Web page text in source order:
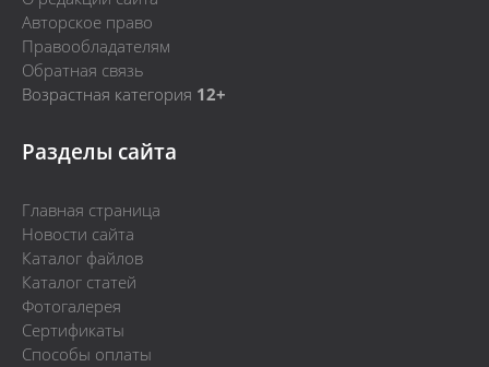
Авторское право
Правообладателям
Обратная связь
Возрастная категория 12+
Разделы сайта
Главная страница
Новости сайта
Каталог файлов
Каталог статей
Фотогалерея
Сертификаты
Способы оплаты